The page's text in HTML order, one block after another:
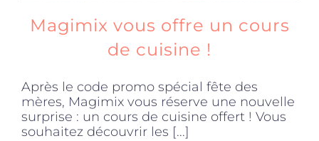
Magimix vous offre un cours
de cuisine !
Après le code promo spécial fête des
mères, Magimix vous réserve une nouvelle
surprise : un cours de cuisine offert ! Vous
souhaitez découvrir les [...]